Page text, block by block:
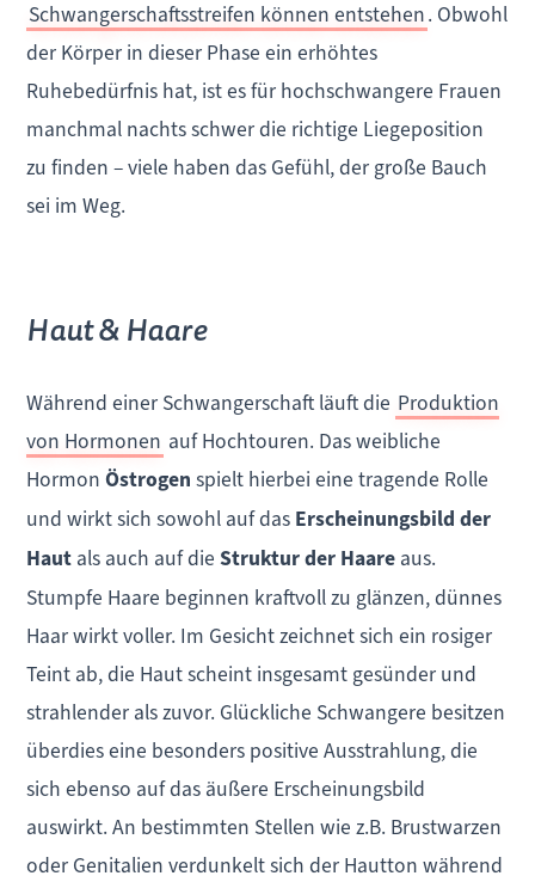
Schwangerschaftsstreifen können entstehen. Obwohl
der Körper in dieser Phase ein erhöhtes
Ruhebedürfnis hat, ist es für hochschwangere Frauen
manchmal nachts schwer die richtige Liegeposition
zu finden – viele haben das Gefühl, der große Bauch
sei im Weg.
Haut & Haare
Während einer Schwangerschaft läuft die Produktion
von Hormonen auf Hochtouren. Das weibliche
HormonÖstrogen spielt hierbei eine tragende Rolle
und wirkt sich sowohl auf das Erscheinungsbild der
Haut als auch auf dieStruktur der Haare aus.
Stumpfe Haare beginnen kraftvoll zu glänzen, dünnes
Haar wirkt voller. Im Gesicht zeichnet sich ein rosiger
Teint ab, die Haut scheint insgesamt gesünder und
strahlender als zuvor. Glückliche Schwangere besitzen
überdies eine besonders positive Ausstrahlung, die
sich ebenso auf das äußere Erscheinungsbild
auswirkt. An bestimmten Stellen wie z.B. Brustwarzen
oder Genitalien verdunkelt sich der Hautton während